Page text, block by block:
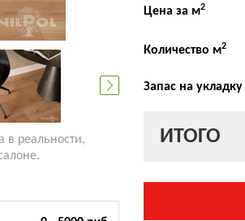
в реальности,
Цена за м2
Количество м2
Запас на укладку
ИТОГО